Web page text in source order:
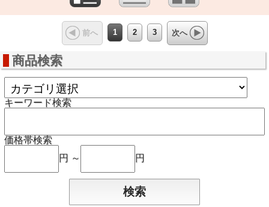
前へ 1 2 3 次へ
商品検索
キーワード検索
価格帯検索
円 ～
円